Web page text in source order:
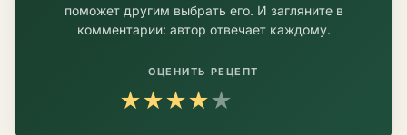
поможет другим выбрать его. И загляните в
комментарии: автор отвечает каждому.
ОЦЕНИТЬ РЕЦЕПТ
★★★★★